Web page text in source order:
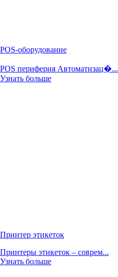
POS-оборудование
POS периферия Автоматизац�...
Узнать больше
Принтер этикеток
Принтеры этикеток – соврем...
Узнать больше